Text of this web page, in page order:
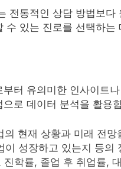
전통적인 상담 방법보
수 있는 진로를 선택하는
터 유의미한 인사이트
로 데이터 분석을 활용
의 현재 상황과 미래 전
이 성장하고 있는지 등의
진학률, 졸업 후 취업률,